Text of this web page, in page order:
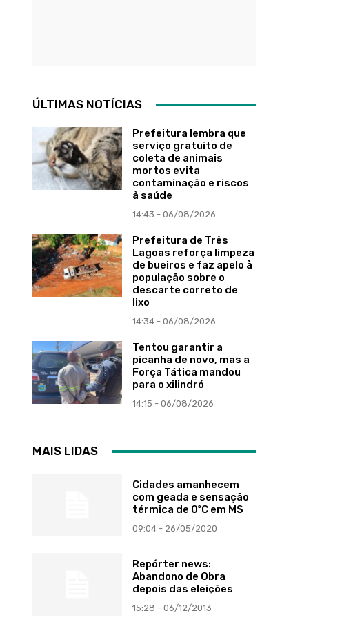
ÚLTIMAS NOTÍCIAS
Prefeitura lembra que
serviço gratuito de
coleta de animais
mortos evita
contaminação e riscos
à saúde
14:43 - 06/08/2026
Prefeitura de Três
Lagoas reforça limpeza
de bueiros e faz apelo à
população sobre o
descarte correto de
lixo
14:34 - 06/08/2026
Tentou garantir a
picanha de novo, mas a
Força Tática mandou
para o xilindró
14:15 - 06/08/2026
MAIS LIDAS
Cidades amanhecem
com geada e sensação
térmica de 0ºC em MS
09:04 - 26/05/2020
Repórter news:
Abandono de Obra
depois das eleições
15:28 - 06/12/2013